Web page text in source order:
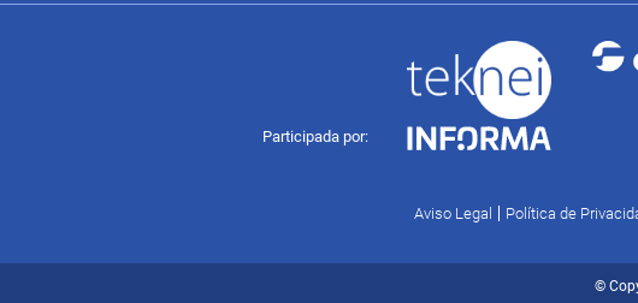
configuración
Participada por:
Aviso Legal Política de
©